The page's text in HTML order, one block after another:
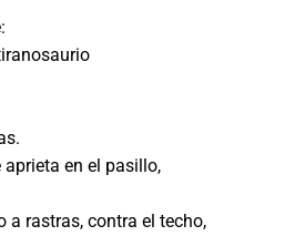
aprieta en el pasillo,
a rastras, contra el techo,